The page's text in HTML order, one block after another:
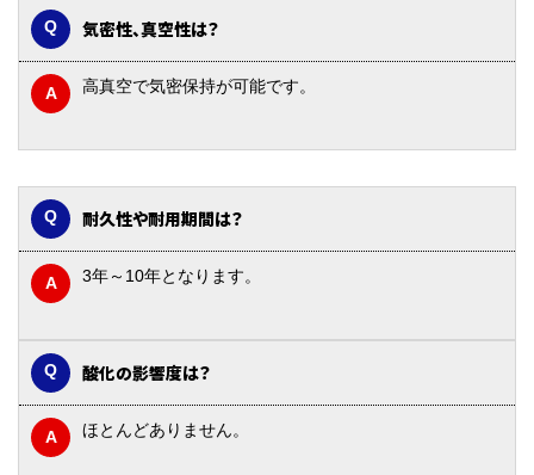
気密性、真空性は？
高真空で気密保持が可能です。
耐久性や耐用期間は？
3年～10年となります。
酸化の影響度は？
ほとんどありません。